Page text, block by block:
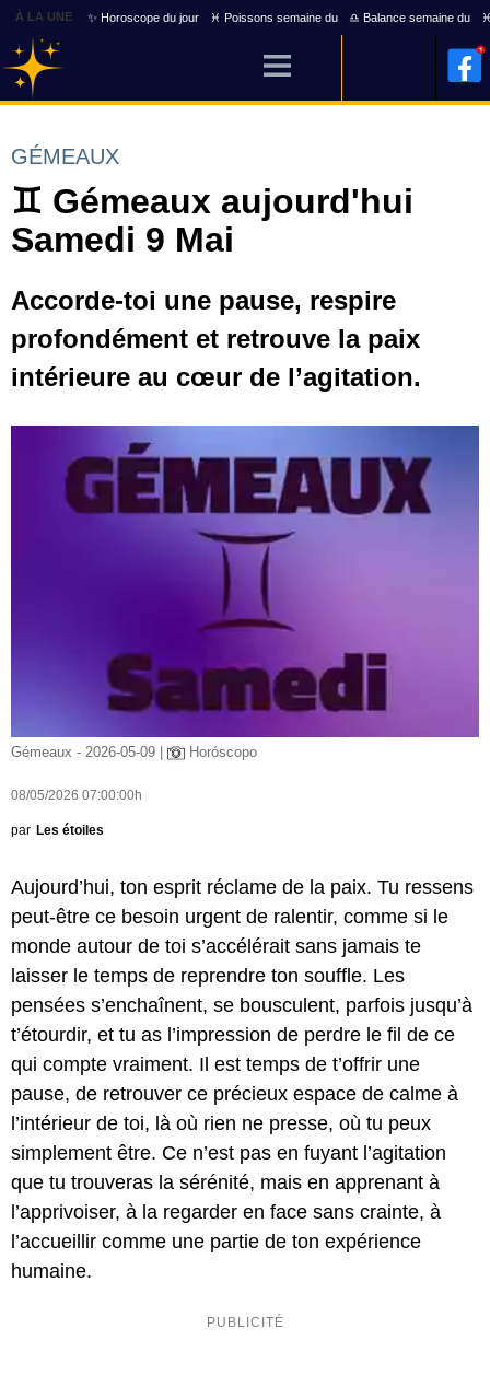
À LA UNE ✨ Horoscope du jour ♓ Poissons semaine du ♎ Balance semaine du
GÉMEAUX
♊ Gémeaux aujourd'hui
Samedi 9 Mai
Accorde-toi une pause, respire
profondément et retrouve la paix
intérieure au cœur de l’agitation.
Gémeaux - 2026-05-09 | Horóscopo
08/05/2026 07:00:00h
par Les étoiles
Aujourd’hui, ton esprit réclame de la paix. Tu ressens
peut-être ce besoin urgent de ralentir, comme si le
monde autour de toi s’accélérait sans jamais te
laisser le temps de reprendre ton souffle. Les
pensées s’enchaînent, se bousculent, parfois jusqu’à
t’étourdir, et tu as l’impression de perdre le fil de ce
qui compte vraiment. Il est temps de t’offrir une
pause, de retrouver ce précieux espace de calme à
l’intérieur de toi, là où rien ne presse, où tu peux
simplement être. Ce n’est pas en fuyant l’agitation
que tu trouveras la sérénité, mais en apprenant à
l’apprivoiser, à la regarder en face sans crainte, à
l’accueillir comme une partie de ton expérience
humaine.